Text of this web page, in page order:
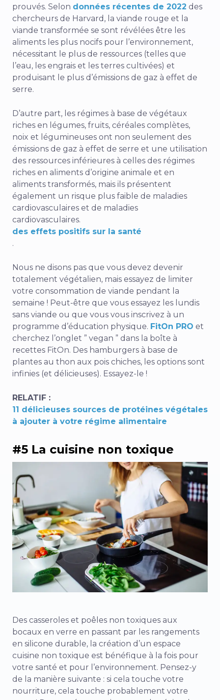
prouvés. Selon données récentes de 2022 des
chercheurs de Harvard, la viande rouge et la
viande transformée se sont révélées être les
aliments les plus nocifs pour l’environnement,
nécessitant le plus de ressources (telles que
l’eau, les engrais et les terres cultivées) et
produisant le plus d’émissions de gaz à effet de
serre.
D’autre part, les régimes à base de végétaux
riches en légumes, fruits, céréales complètes,
noix et légumineuses ont non seulement des
émissions de gaz à effet de serre et une utilisation
des ressources inférieures à celles des régimes
riches en aliments d’origine animale et en
aliments transformés, mais ils présentent
également un risque plus faible de maladies
cardiovasculaires et de maladies
cardiovasculaires.
des effets positifs sur la santé
.
Nous ne disons pas que vous devez devenir
totalement végétalien, mais essayez de limiter
votre consommation de viande pendant la
semaine ! Peut-être que vous essayez les lundis
sans viande ou que vous vous inscrivez à un
programme d’éducation physique. FitOn PRO et
cherchez l’onglet ” vegan ” dans la boîte à
recettes FitOn. Des hamburgers à base de
plantes au thon aux pois chiches, les options sont
infinies (et délicieuses). Essayez-le !
RELATIF :
11 délicieuses sources de protéines végétales
à ajouter à votre régime alimentaire
#5 La cuisine non toxique
Des casseroles et poêles non toxiques aux
bocaux en verre en passant par les rangements
en silicone durable, la création d’un espace
cuisine non toxique est bénéfique à la fois pour
votre santé et pour l’environnement. Pensez-y
de la manière suivante : si cela touche votre
nourriture, cela touche probablement votre